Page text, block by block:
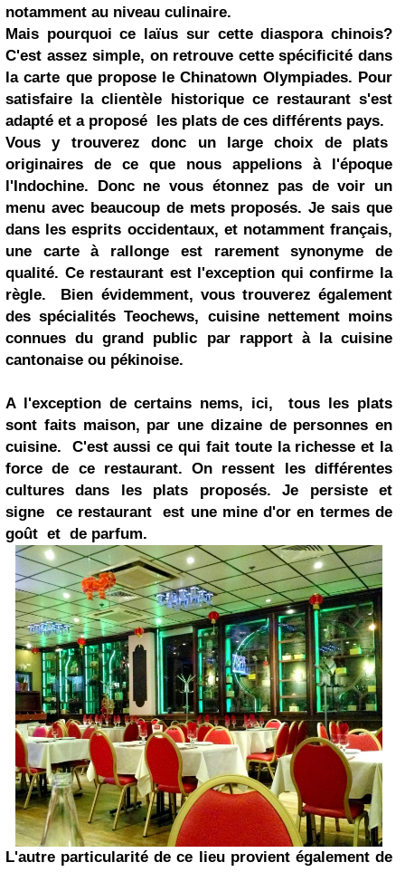
notamment au niveau culinaire.
Mais pourquoi ce laïus sur cette diaspora chinois?
C'est assez simple, on retrouve cette spécificité dans
la carte que propose le Chinatown Olympiades. Pour
satisfaire la clientèle historique ce restaurant s'est
adapté et a proposé les plats de ces différents pays.
Vous y trouverez donc un large choix de plats
originaires de ce que nous appelions à l'époque
l'Indochine. Donc ne vous étonnez pas de voir un
menu avec beaucoup de mets proposés. Je sais que
dans les esprits occidentaux, et notamment français,
une carte à rallonge est rarement synonyme de
qualité. Ce restaurant est l'exception qui confirme la
règle. Bien évidemment, vous trouverez également
des spécialités Teochews, cuisine nettement moins
connues du grand public par rapport à la cuisine
cantonaise ou pékinoise.
A l'exception de certains nems, ici, tous les plats
sont faits maison, par une dizaine de personnes en
cuisine. C'est aussi ce qui fait toute la richesse et la
force de ce restaurant. On ressent les différentes
cultures dans les plats proposés. Je persiste et
signe ce restaurant est une mine d'or en termes de
goût et de parfum.
L'autre particularité de ce lieu provient également de